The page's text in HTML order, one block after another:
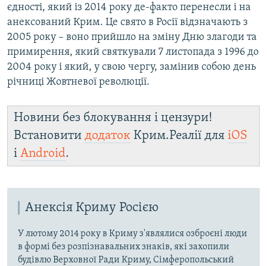
єдності, який із 2014 року де-факто перенесли і на
анексований Крим. Це свято в Росії відзначають з
2005 року – воно прийшло на зміну Дню злагоди та
примирення, який святкували 7 листопада з 1996 до
2004 року і який, у свою чергу, замінив собою день
річниці Жовтневої революції.
Новини без блокування і цензури!
Встановити додаток Крим.Реалії для iOS
і Android.
Анексія Криму Росією
У лютому 2014 року в Криму з'являлися озброєні люди
в формі без розпізнавальних знаків, які захопили
будівлю Верховної Ради Криму, Сімферопольський